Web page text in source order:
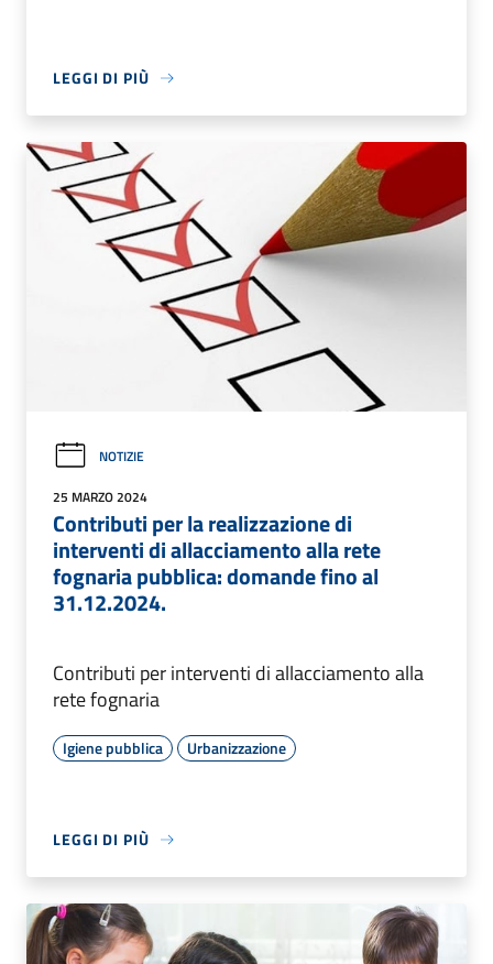
LEGGI DI PIÙ
NOTIZIE
25 MARZO 2024
Contributi per la realizzazione di
interventi di allacciamento alla rete
fognaria pubblica: domande fino al
31.12.2024.
Contributi per interventi di allacciamento alla
rete fognaria
Igiene pubblica Urbanizzazione
LEGGI DI PIÙ